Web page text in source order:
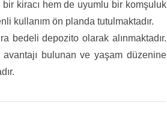
kiracı hem de uyumlu bir komşuluk
kullanım ön planda tutulmaktadır.
bedeli depozito olarak alınmaktadır.
avantajı bulunan ve yaşam düzenine